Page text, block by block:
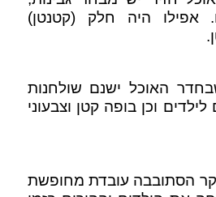
אפילו היה חלק (קטנטן)
האוכל ישנם שולחנות
וכן בופה קטן וצבעוני
הסתובבה עובדת מחופשת